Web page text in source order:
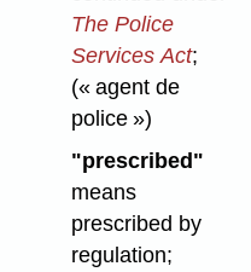
The Police
Services Act;
(« agent de
police »)
"prescribed"
means
prescribed by
regulation;